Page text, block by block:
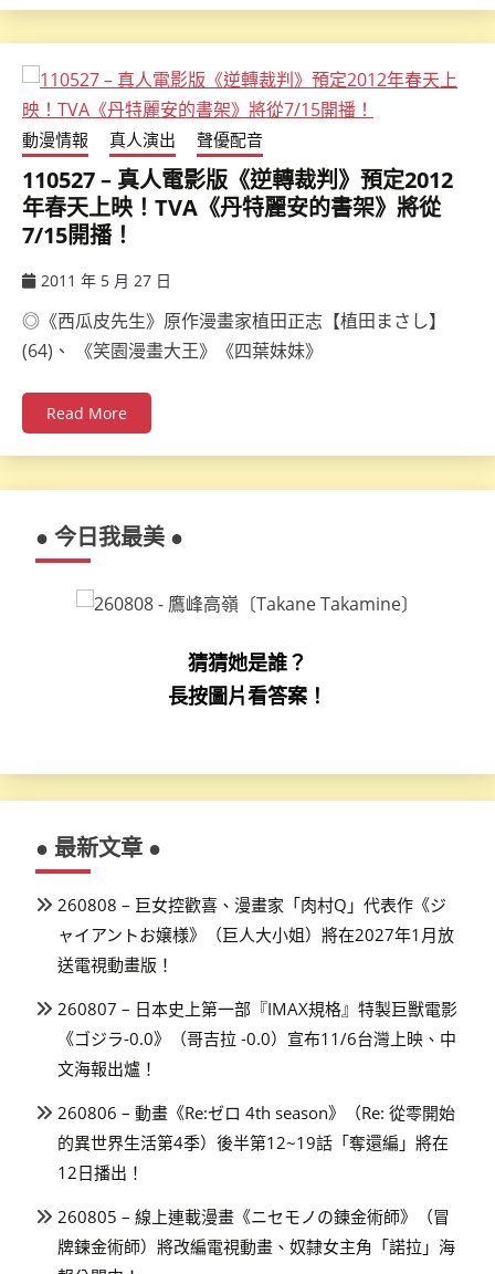
動漫情報 真人演出 聲優配音
110527 – 真人電影版《逆轉裁判》預定2012
年春天上映！TVA《丹特麗安的書架》將從
7/15開播！
2011 年 5 月 27 日
◎《西瓜皮先生》原作漫畫家植田正志【植田まさし】
(64)、 《笑園漫畫大王》《四葉妹妹》
Read More
● 今日我最美 ●
猜猜她是誰？
長按圖片看答案！
● 最新文章 ●
260808 – 巨女控歡喜、漫畫家「肉村Q」代表作《ジ
ャイアントお嬢様》（巨人大小姐）將在2027年1月放
送電視動畫版！
260807 – 日本史上第一部『IMAX規格』特製巨獸電影
《ゴジラ-0.0》（哥吉拉 -0.0）宣布11/6台灣上映、中
文海報出爐！
260806 – 動畫《Re:ゼロ 4th season》（Re: 從零開始
的異世界生活第4季）後半第12~19話「奪還編」將在
12日播出！
260805 – 線上連載漫畫《ニセモノの錬金術師》（冒
牌鍊金術師）將改編電視動畫、奴隸女主角「諾拉」海